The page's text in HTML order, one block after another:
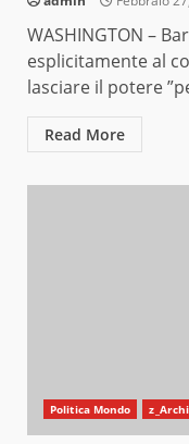
WASHINGTON –
esplicitamente al
lasciare il potere
Read More
Politica Mondo